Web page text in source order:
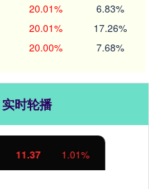
20.01% 6.83%
20.01% 17.26%
20.00% 7.68%
时轮播
11.37 1.01%